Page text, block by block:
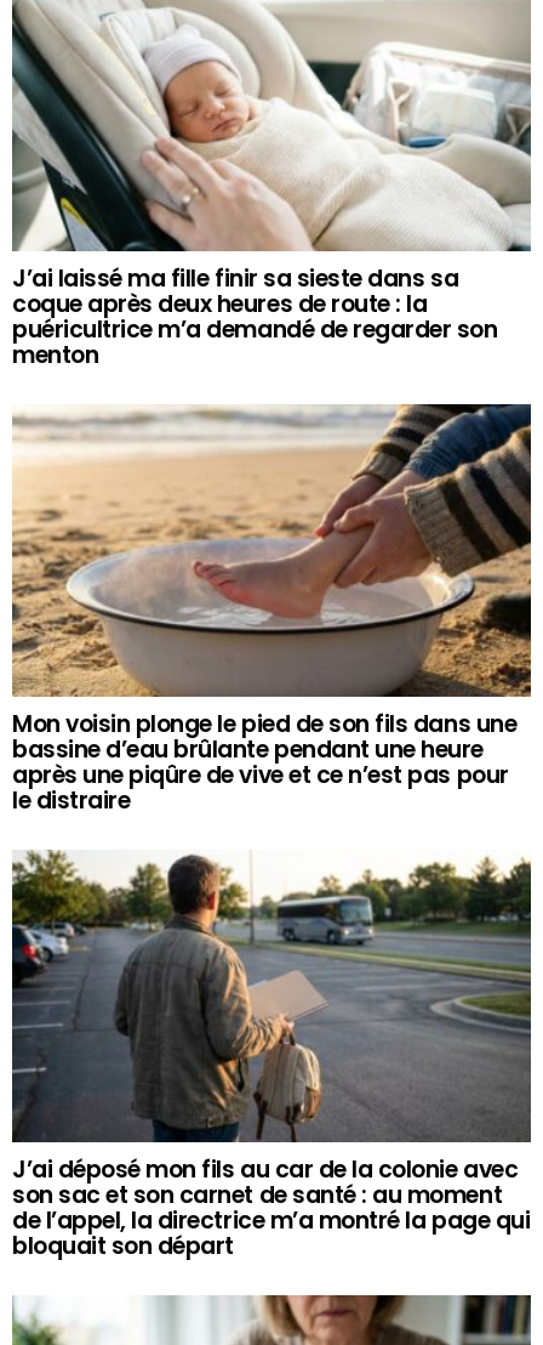
J’ai laissé ma fille finir sa sieste dans sa
coque après deux heures de route : la
puéricultrice m’a demandé de regarder son
menton
Mon voisin plonge le pied de son fils dans une
bassine d’eau brûlante pendant une heure
après une piqûre de vive et ce n’est pas pour
le distraire
J’ai déposé mon fils au car de la colonie avec
son sac et son carnet de santé : au moment
de l’appel, la directrice m’a montré la page qui
bloquait son départ